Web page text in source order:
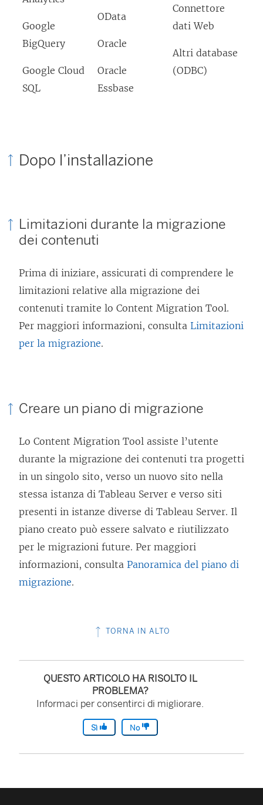
Google
BigQuery
Google Cloud
SQL
OData
Oracle
Oracle
Essbase
Connettore
dati Web
Altri database
(ODBC)
Dopo l’installazione
Limitazioni durante la migrazione
dei contenuti
Prima di iniziare, assicurati di comprendere le
limitazioni relative alla migrazione dei
contenuti tramite lo Content Migration Tool.
Per maggiori informazioni, consulta Limitazioni
per la migrazione.
Creare un piano di migrazione
Lo Content Migration Tool assiste l’utente
durante la migrazione dei contenuti tra progetti
in un singolo sito, verso un nuovo sito nella
stessa istanza di Tableau Server e verso siti
presenti in istanze diverse di Tableau Server. Il
piano creato può essere salvato e riutilizzato
per le migrazioni future. Per maggiori
informazioni, consulta Panoramica del piano di
migrazione.
TORNA IN ALTO
QUESTO ARTICOLO HA RISOLTO IL
PROBLEMA?
Informaci per consentirci di migliorare.
Sì No